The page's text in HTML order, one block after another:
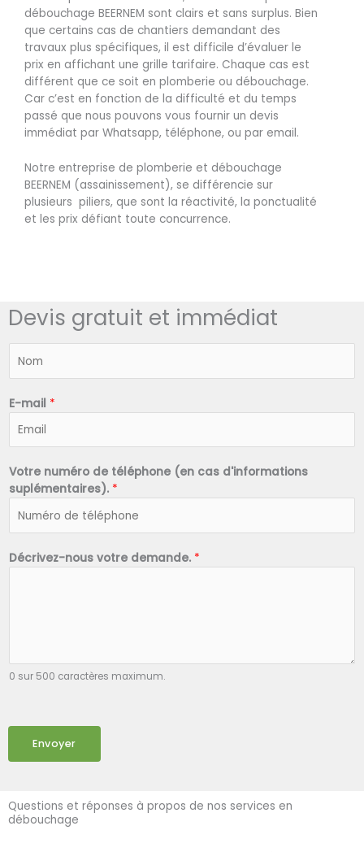
débouchage BEERNEM sont clairs et sans surplus. Bien
que certains cas de chantiers demandant des
travaux plus spécifiques, il est difficile d’évaluer le
prix en affichant une grille tarifaire. Chaque cas est
différent que ce soit en plomberie ou débouchage.
Car c’est en fonction de la difficulté et du temps
passé que nous pouvons vous fournir un devis
immédiat par Whatsapp, téléphone, ou par email.
Notre entreprise de plomberie et débouchage
BEERNEM (assainissement), se différencie sur
plusieurs piliers, que sont la réactivité, la ponctualité
et les prix défiant toute concurrence.
Devis gratuit et immédiat
*
E-mail *
Votre numéro de téléphone (en cas d'informations
suplémentaires). *
Décrivez-nous votre demande. *
0 sur 500 caractères maximum.
Envoyer
Questions et réponses à propos de nos services en
débouchage